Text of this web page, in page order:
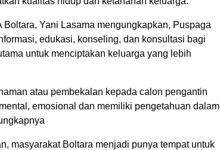
Yani Lasama mengungkapkan, Puspaga
edukasi, konseling, dan konsultasi bagi
untuk menciptakan keluarga yang lebih
atau pembekalan kepada calon pengantin
emosional dan memiliki pengetahuan dalam
masyarakat Boltara menjadi punya tempat untuk